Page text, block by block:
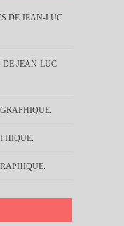
DE JEAN-LUC
DE JEAN-LUC